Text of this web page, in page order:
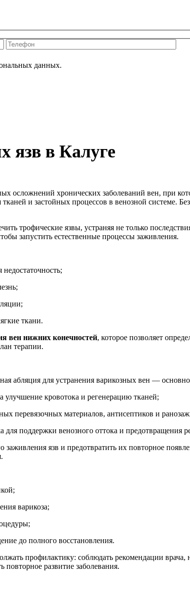
Оставьте это поле пустым.
данных.
язв в Калуге
осложнений хронических заболеваний вен, при
и застойных процессов в венозной системе.
трофические язвы, устраняя не только
запустить естественные процессы заживления.
недостаточность;
ткани.
вен нижних конечностей, которое позволяет
терапии.
абляция для устранения варикозных вен —
улучшение кровотока и регенерацию тканей;
перевязочных материалов, антисептиков и
для поддержки венозного оттока и предотвращения
заживления язв и предотвратить их повторное
варикоза;
до полного восстановления.
профилактику: соблюдать рекомендации
повторное развитие заболевания.